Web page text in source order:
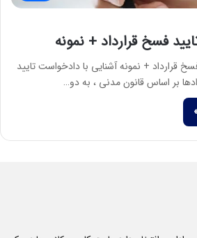
فسخ قرارداد + نمونه
قرارداد + نمونه آشنایی با دادخواست تایید
بر اساس قانون مدنی ، به دو…